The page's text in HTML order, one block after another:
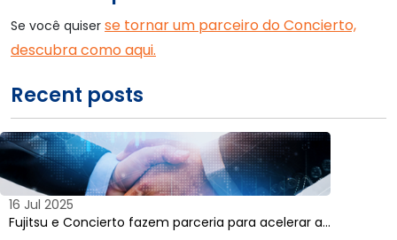
Se você quiser se tornar um parceiro do Concierto,
descubra como aqui.
Recent posts
16 Jul 2025
Fujitsu e Concierto fazem parceria para acelerar a…